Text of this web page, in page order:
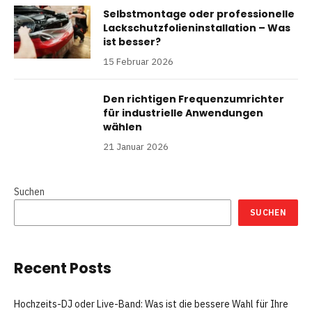
Selbstmontage oder professionelle
Lackschutzfolieninstallation – Was
ist besser?
15 Februar 2026
Den richtigen Frequenzumrichter
für industrielle Anwendungen
wählen
21 Januar 2026
Suchen
SUCHEN
Recent Posts
Hochzeits-DJ oder Live-Band: Was ist die bessere Wahl für Ihre